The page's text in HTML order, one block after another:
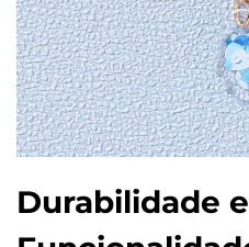
Durabilidade e